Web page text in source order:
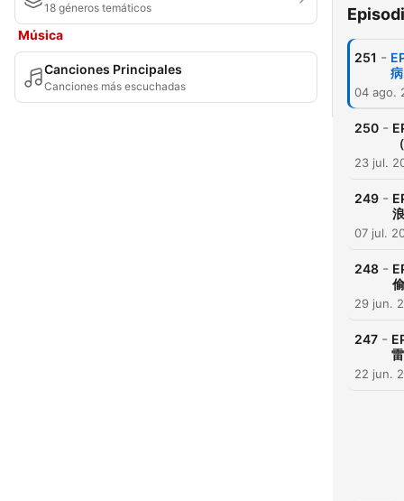
18 géneros temáticos
Música
Canciones Principales
Canciones más escuchadas
251 -
04 ago.
250 -
23 jul.
249 -
07 jul.
248 -
29 jun.
247 -
雷
22 jun.